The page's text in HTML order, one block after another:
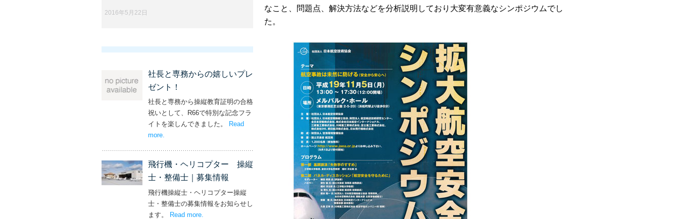
なこと、問題点、解決方法などを分析説明しており大変有意義なシンポジウムでし
た。
2016年5月22日
社長と専務からの嬉しいプレ
ゼント！
社長と専務から操縦教育証明の合格
祝いとして、R66で特別な記念フラ
イトを楽しんできました。
Read
more– ‘社長と専務からの嬉しいプレゼント！’
.
飛行機・ヘリコプター 操縦
士・整備士｜募集情報
飛行機操縦士・ヘリコプター操縦
士・整備士の募集情報をお知らせし
ます。
Read more – ‘飛行機・ヘリコプター 操縦士・整備士｜募集情報’